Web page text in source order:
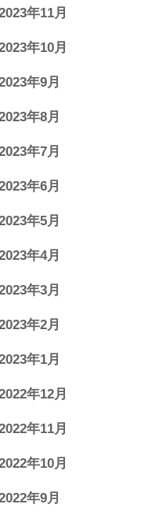
年11月
年10月
年9月
年8月
年7月
年6月
年5月
年4月
年3月
年2月
年1月
年12月
年11月
年10月
年9月